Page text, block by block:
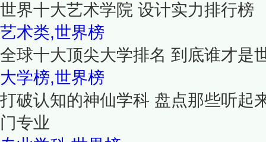
世界十大艺术学院 设计实力排行榜
艺术类,世界榜
全球十大顶尖大学排名 到底谁才是
大学榜,世界榜
打破认知的神仙学科 盘点那些听起
门专业